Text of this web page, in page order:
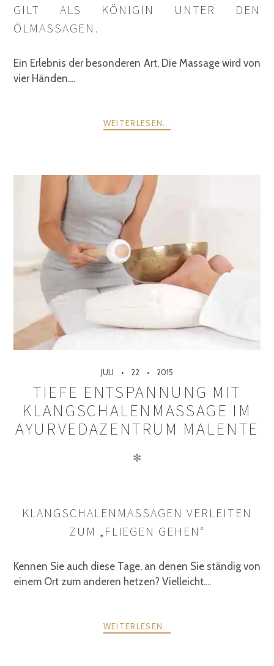
GILT ALS KÖNIGIN UNTER DEN
ÖLMASSAGEN.
Ein Erlebnis der besonderen Art. Die Massage wird von
vier Händen....
WEITERLESEN...
JULI 22 2015
TIEFE ENTSPANNUNG MIT
KLANGSCHALENMASSAGE IM
AYURVEDAZENTRUM MALENTE
✻
KLANGSCHALENMASSAGEN VERLEITEN
ZUM „FLIEGEN GEHEN“
Kennen Sie auch diese Tage, an denen Sie ständig von
einem Ort zum anderen hetzen? Vielleicht....
WEITERLESEN...